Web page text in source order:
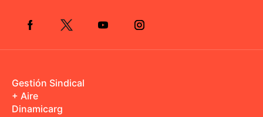
Gestión Sindical
+ Aire
Dinamicarg